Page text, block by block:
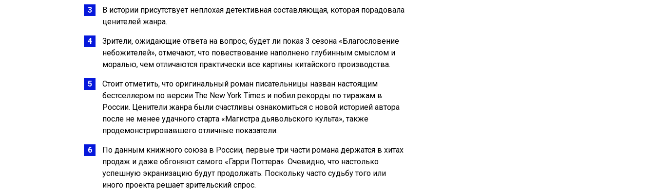
В истории присутствует неплохая детективная составляющая, которая порадовала
ценителей жанра.
Зрители, ожидающие ответа на вопрос, будет ли показ 3 сезона «Благословение
небожителей», отмечают, что повествование наполнено глубинным смыслом и
моралью, чем отличаются практически все картины китайского производства.
Стоит отметить, что оригинальный роман писательницы назван настоящим
бестселлером по версии The New York Times и побил рекорды по тиражам в
России. Ценители жанра были счастливы ознакомиться с новой историей автора
после не менее удачного старта «Магистра дьявольского культа», также
продемонстрировавшего отличные показатели.
По данным книжного союза в России, первые три части романа держатся в хитах
продаж и даже обгоняют самого «Гарри Поттера». Очевидно, что настолько
успешную экранизацию будут продолжать. Поскольку часто судьбу того или
иного проекта решает зрительский спрос.